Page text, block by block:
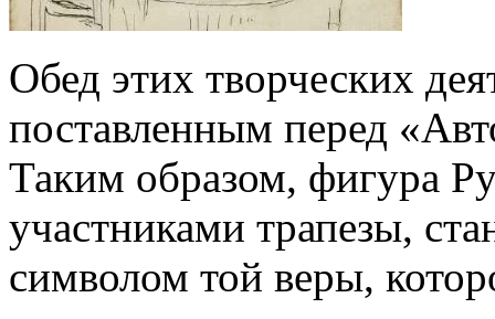
Обед этих творческих
поставленным перед
Таким образом, фигура
участниками трапезы,
символом той веры,